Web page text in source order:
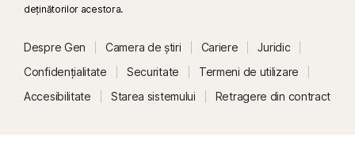
deţinătorilor acestora.
Despre Gen Camera de știri Cariere
Juridic
Confidențialitate
Securitate
Termeni de utilizare
Accesibilitate
Starea sistemului Retragere din contract